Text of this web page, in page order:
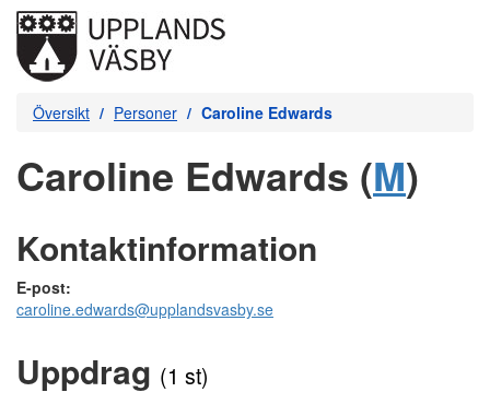
Översikt Personer Caroline Edwards
Caroline Edwards (M)
Kontaktinformation
E-post:
caroline.edwards@upplandsvasby.se
Uppdrag (1 st)